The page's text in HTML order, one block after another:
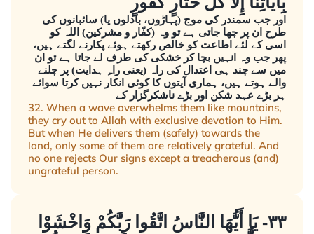
اور جب سمندر کی موج (پہاڑوں، بادلوں یا) سائبانوں کی
طرح ان پر چھا جاتی ہے تو وہ (کفّار و مشرکین) اللہ کو
اسی کے لئے اطاعت کو خالص رکھتے ہوئے پکارنے لگتے ہیں،
پھر جب وہ انہیں بچا کر خشکی کی طرف لے جاتا ہے تو ان
میں سے چند ہی اعتدال کی راہ (یعنی راہِ ہدایت) پر چلنے
والے ہوتے ہیں، ہماری آیتوں کا کوئی انکار نہیں کرتا سوائے
ہر بڑے عہد شکن اور بڑے ناشکرگزار کے
32. When a wave overwhelms them like mountains,
they cry out to Allah with exclusive devotion to Him.
But when He delivers them (safely) towards the
land, only some of them are relatively grateful. And
no one rejects Our signs except a treacherous (and)
ungrateful person.
٣٣- يَا أَيُّهَا النَّاسُ اتَّقُوا رَبَّكُمْ وَاخْشَوْا